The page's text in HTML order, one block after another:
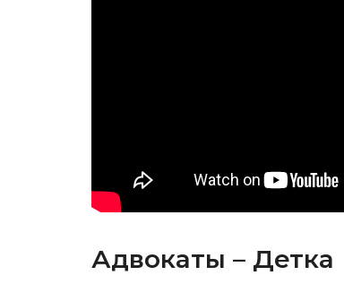
Адвокаты – Детка